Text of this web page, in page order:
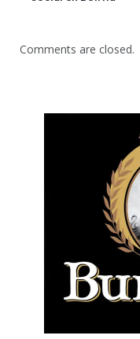
Comments are closed.